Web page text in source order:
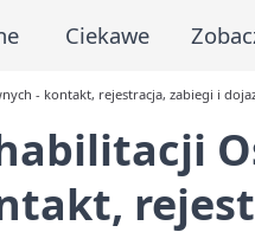
Ciekawe
- kontakt, rejestracja, zabiegi i